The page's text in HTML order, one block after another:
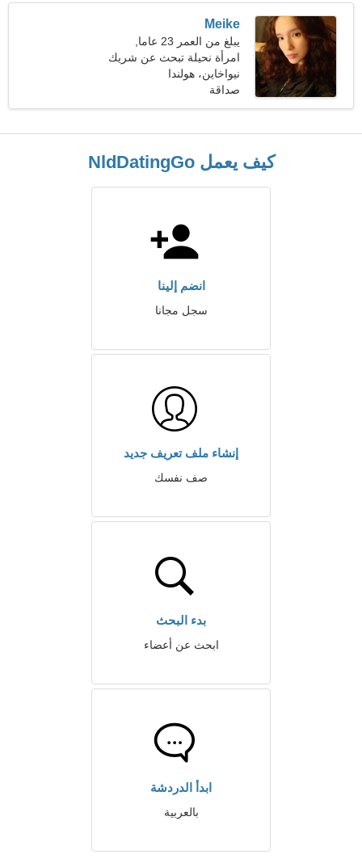
Meike
يبلغ من العمر 23 عاما,
الميزان
امرأة نحيلة تبحث عن شريك
نيواخاين، هولندا
صداقة
كيف يعمل NldDatingGo
انضم إلينا
سجل مجانا
إنشاء ملف تعريف جديد
صف نفسك
بدء البحث
ابحث عن أعضاء
ابدأ الدردشة
بالعربية